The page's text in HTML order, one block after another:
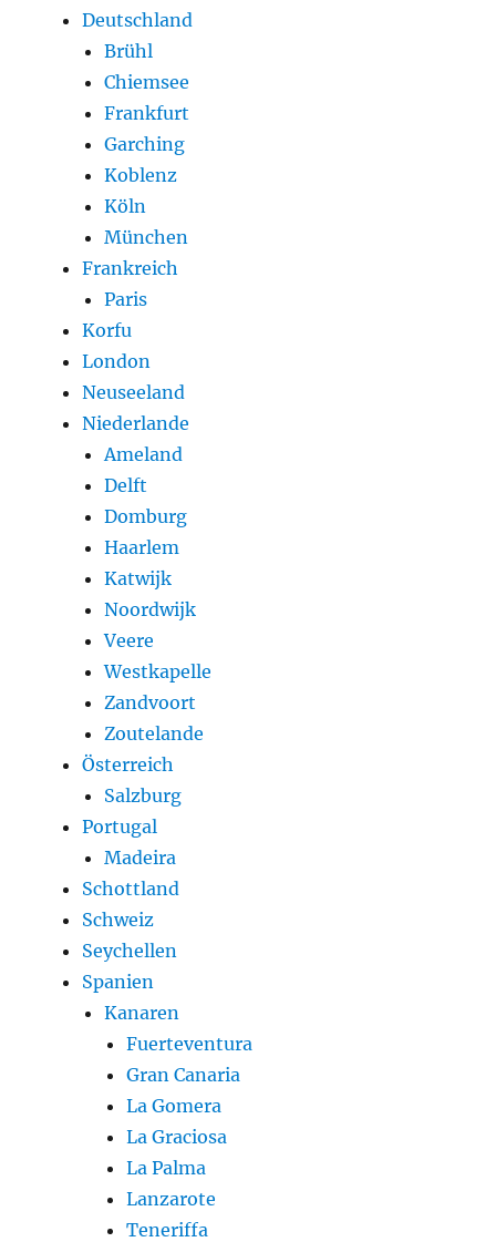
Deutschland
Brühl
Chiemsee
Frankfurt
Garching
Koblenz
Köln
München
Frankreich
Paris
Korfu
London
Neuseeland
Niederlande
Ameland
Delft
Domburg
Haarlem
Katwijk
Noordwijk
Veere
Westkapelle
Zandvoort
Zoutelande
Österreich
Salzburg
Portugal
Madeira
Schottland
Schweiz
Seychellen
Spanien
Kanaren
Fuerteventura
Gran Canaria
La Gomera
La Graciosa
La Palma
Lanzarote
Teneriffa